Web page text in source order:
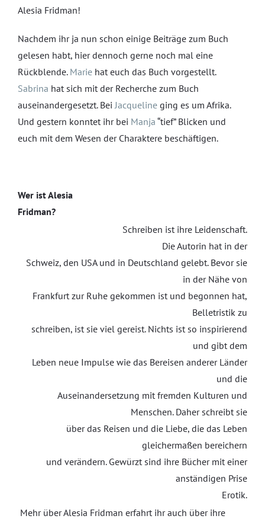
Alesia Fridman!
Nachdem ihr ja nun schon einige Beiträge zum Buch
gelesen habt, hier dennoch gerne noch mal eine
Rückblende. Marie hat euch das Buch vorgestellt.
Sabrina hat sich mit der Recherche zum Buch
auseinandergesetzt. BeiJacqueline ging es um Afrika.
Und gestern konntet ihr bei Manja “tief” Blicken und
euch mit dem Wesen der Charaktere beschäftigen.
Wer ist Alesia
Fridman?
Schreiben ist ihre Leidenschaft.
Die Autorin hat in der
Schweiz, den USA und in Deutschland gelebt. Bevor sie
in der Nähe von
Frankfurt zur Ruhe gekommen ist und begonnen hat,
Belletristik zu
schreiben, ist sie viel gereist. Nichts ist so inspirierend
und gibt dem
Leben neue Impulse wie das Bereisen anderer Länder
und die
Auseinandersetzung mit fremden Kulturen und
Menschen. Daher schreibt sie
über das Reisen und die Liebe, die das Leben
gleichermaßen bereichern
und verändern. Gewürzt sind ihre Bücher mit einer
anständigen Prise
Erotik.
Mehr über Alesia Fridman erfahrt ihr auch über ihre